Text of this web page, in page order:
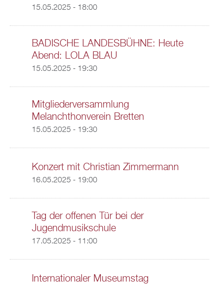
15.05.2025 - 18:00
BADISCHE LANDESBÜHNE: Heute
Abend: LOLA BLAU
15.05.2025 - 19:30
Mitgliederversammlung
Melanchthonverein Bretten
15.05.2025 - 19:30
Konzert mit Christian Zimmermann
16.05.2025 - 19:00
Tag der offenen Tür bei der
Jugendmusikschule
17.05.2025 - 11:00
Internationaler Museumstag